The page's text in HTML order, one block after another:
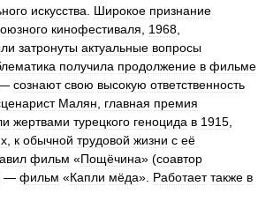
искусства Широкое признание
кинофестиваля 1968
затронуты актуальные вопросы
получила продолжение в фильме
сознают свою высокую ответственность
Малян главная премия
жертвами турецкого геноцида в 1915
к обычной трудовой жизни с её
фильм «Пощёчина» (соавтор
— фильм «Капли мёда». Работает также в